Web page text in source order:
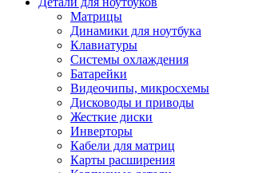
Матрицы
Динамики для ноутбука
Клавиатуры
Системы охлаждения
Батарейки
Видеочипы, микросхемы
Дисководы и приводы
Жесткие диски
Инверторы
Кабели для матриц
Карты расширения